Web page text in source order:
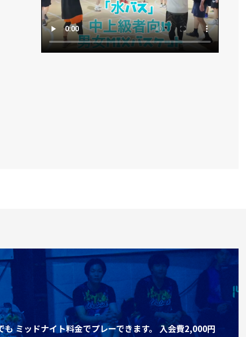
ミッドナイト料金でプレーできます。 入会費2,000円